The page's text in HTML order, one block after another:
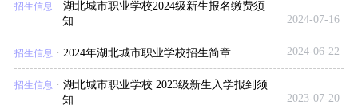
招生信息 · 湖北城市职业学校2024级新生报名缴费须
知
2024-07-16
招生信息 · 2024年湖北城市职业学校招生简章 2024-06-22
招生信息 · 湖北城市职业学校 2023级新生入学报到须
知
2023-07-20